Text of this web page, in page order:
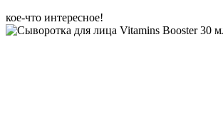
кое-что интересное!